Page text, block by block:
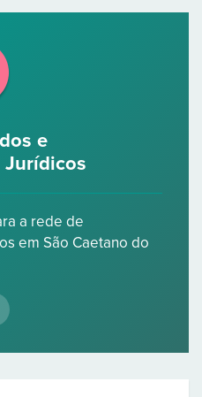
e
Jurídicos
a rede de
em São Caetano do